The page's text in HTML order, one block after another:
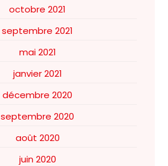
octobre 2021
septembre 2021
mai 2021
janvier 2021
décembre 2020
septembre 2020
août 2020
juin 2020